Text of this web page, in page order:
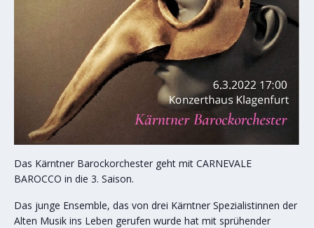
Das Kärntner Barockorchester geht mit CARNEVALE
BAROCCO in die 3. Saison.
Das junge Ensemble, das von drei Kärntner Spezialistinnen der
Alten Musik ins Leben gerufen wurde hat mit sprühender